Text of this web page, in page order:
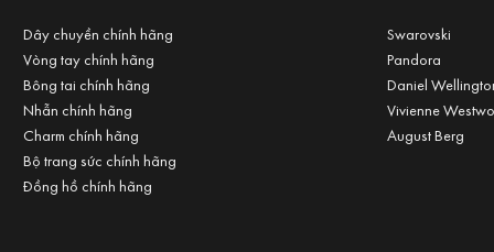
Dây chuyền chính hãng
Vòng tay chính hãng
Bông tai chính hãng
Nhẫn chính hãng
Charm chính hãng
Bộ trang sức chính hãng
Đồng hồ chính hãng
Swarovski
Pandora
Daniel
Vivienne
August Berg